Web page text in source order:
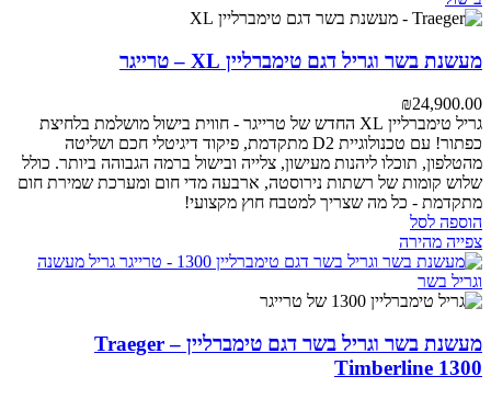
מעשנת בשר וגריל דגם טימברליין XL – טרייגר
₪24,900.00
גריל טימברליין XL החדש של טרייגר - חווית בישול מושלמת בלחיצת
כפתור! עם טכנולוגיית D2 מתקדמת, פיקוד דיגיטלי חכם ושליטה
מהטלפון, תוכלו ליהנות מעישון, צלייה ובישול ברמה הגבוהה ביותר. כולל
שלוש קומות של רשתות נירוסטה, ארבעה מדי חום ומערכת שמירת חום
מתקדמת - כל מה שצריך למטבח חוץ מקצועי!
הוספה לסל
צפייה מהירה
מעשנת בשר וגריל בשר דגם טימברליין – Traeger
Timberline 1300